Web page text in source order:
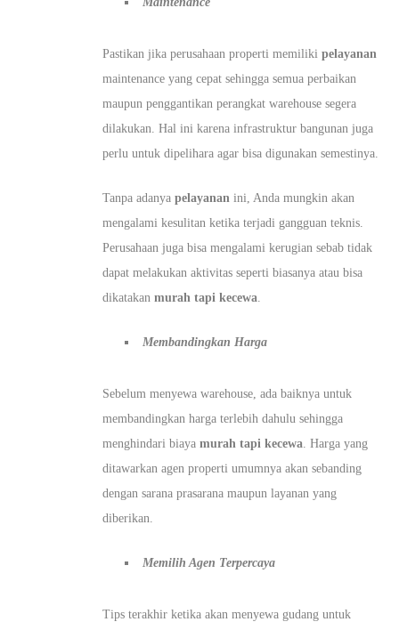
Pastikan jika perusahaan properti memiliki pelayanan
maintenance yang cepat sehingga semua perbaikan
maupun penggantikan perangkat warehouse segera
dilakukan. Hal ini karena infrastruktur bangunan juga
perlu untuk dipelihara agar bisa digunakan semestinya.
Tanpa adanya pelayanan ini, Anda mungkin akan
mengalami kesulitan ketika terjadi gangguan teknis.
Perusahaan juga bisa mengalami kerugian sebab tidak
dapat melakukan aktivitas seperti biasanya atau bisa
dikatakan murah tapi kecewa
Membandingkan Harga
Sebelum menyewa warehouse, ada baiknya untuk
membandingkan harga terlebih dahulu sehingga
menghindari biaya murah tapi kecewa . Harga yang
ditawarkan agen properti umumnya akan sebanding
dengan sarana prasarana maupun layanan yang
diberikan.
Memilih Agen Terpercaya
Tips terakhir ketika akan menyewa gudang untuk